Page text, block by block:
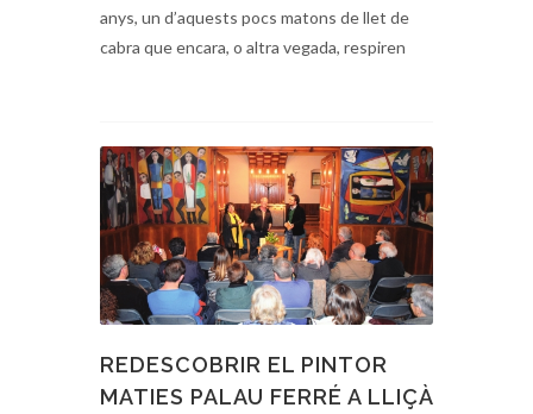
anys, un d’aquests pocs matons de llet de
cabra que encara, o altra vegada, respiren
REDESCOBRIR EL PINTOR
MATIES PALAU FERRÉ A LLIÇÀ